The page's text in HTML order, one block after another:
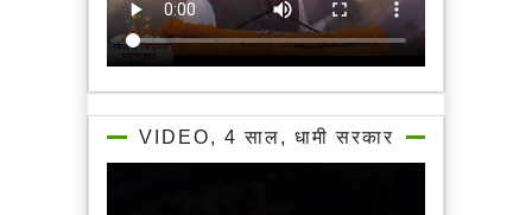
VIDEO, 4 साल, धामी सरकार